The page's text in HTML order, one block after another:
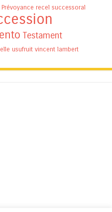
Prévoyance recel successoral
Testament
usufruit vincent lambert